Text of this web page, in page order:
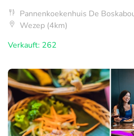
Pannenkoekenhuis De
Wezep (4km)
Verkauft: 262